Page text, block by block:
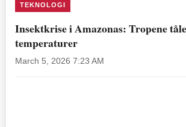
TEKNOLOGI
Insektkrise i Amazonas: Tropene
temperaturer
March 5, 2026 7:23 AM